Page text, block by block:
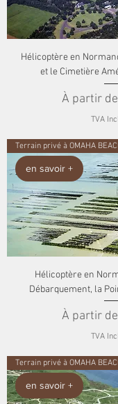
Hélicoptère en
et le Cimetière
À partir de
Prix
TVA
en savoir +
Terrain privé à OMAHA
Hélicoptère en
Débarquement, la
À partir de
Prix
TVA
en savoir +
Terrain privé à OMAHA